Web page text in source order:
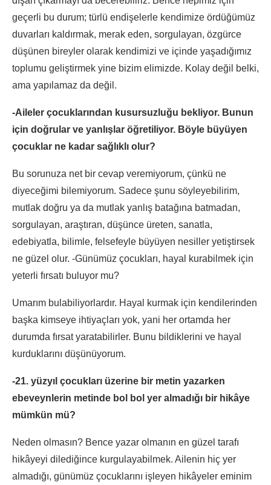
geçerli bu durum; türlü endişelerle kendimize ördüğümüz
duvarları kaldırmak, merak eden, sorgulayan, özgürce
düşünen bireyler olarak kendimizi ve içinde yaşadığımız
toplumu geliştirmek yine bizim elimizde. Kolay değil belki,
ama yapılamaz da değil.
-Aileler çocuklarından kusursuzluğu bekliyor. Bunun
için doğrular ve yanlışlar öğretiliyor. Böyle büyüyen
çocuklar ne kadar sağlıklı olur?
Bu sorunuza net bir cevap veremiyorum, çünkü ne
diyeceğimi bilemiyorum. Sadece şunu söyleyebilirim,
mutlak doğru ya da mutlak yanlış batağına batmadan,
sorgulayan, araştıran, düşünce üreten, sanatla,
edebiyatla, bilimle, felsefeyle büyüyen nesiller yetiştirsek
ne güzel olur. -Günümüz çocukları, hayal kurabilmek için
yeterli fırsatı buluyor mu?
Umarım bulabiliyorlardır. Hayal kurmak için kendilerinden
başka kimseye ihtiyaçları yok, yani her ortamda her
durumda fırsat yaratabilirler. Bunu bildiklerini ve hayal
kurduklarını düşünüyorum.
-21. yüzyıl çocukları üzerine bir metin yazarken
ebeveynlerin metinde bol bol yer almadığı bir hikâye
mümkün mü?
Neden olmasın? Bence yazar olmanın en güzel tarafı
hikâyeyi dilediğince kurgulayabilmek. Ailenin hiç yer
almadığı, günümüz çocuklarını işleyen hikâyeler eminim